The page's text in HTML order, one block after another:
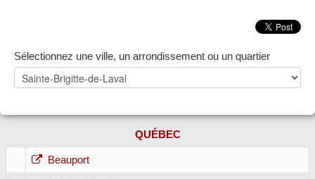
Sélectionnez une ville, un arrondissement ou un quartier
QUÉBEC
Beauport